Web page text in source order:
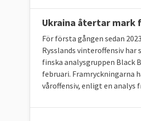
Ukraina återtar mark
För första gången sedan
Rysslands vinteroffensiv har
finska analysgruppen Black
februari. Framryckningarna
våroffensiv, enligt en analys